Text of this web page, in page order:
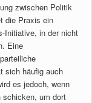
zwischen Politik
die Praxis ein
Initiative, in der nicht
Eine
sich häufig auch
es jedoch, wenn
schicken, um dort